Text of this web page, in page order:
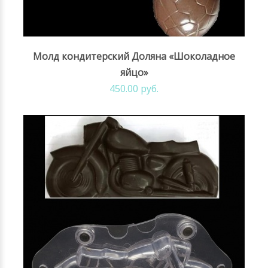
Молд кондитерский Доляна «Шоколадное
яйцо»
450.00 руб.